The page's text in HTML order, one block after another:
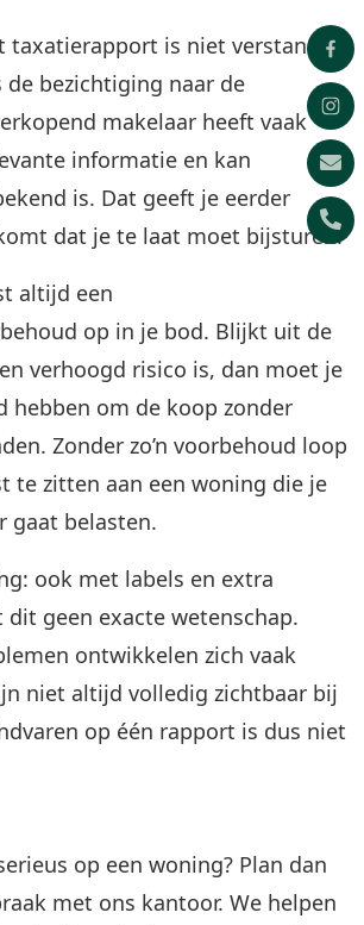
taxatierapport is niet verstandig.
de bezichtiging naar de
makelaar heeft vaak
informatie en kan
is. Dat geeft je eerder
dat je te laat moet bijsturen.
altijd een
op in je bod. Blijkt uit de
verhoogd risico is, dan moet je
hebben om de koop zonder
Zonder zo’n voorbehoud loop
te zitten aan een woning die je
gaat belasten.
ook met labels en extra
geen exacte wetenschap.
ontwikkelen zich vaak
niet altijd volledig zichtbaar bij
op één rapport is dus niet
op een woning? Plan dan
met ons kantoor. We helpen